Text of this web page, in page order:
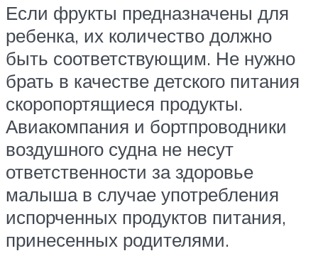
Если фрукты предназначены для
ребенка, их количество должно
быть соответствующим. Не нужно
брать в качестве детского питания
скоропортящиеся продукты.
Авиакомпания и бортпроводники
воздушного судна не несут
ответственности за здоровье
малыша в случае употребления
испорченных продуктов питания,
принесенных родителями.